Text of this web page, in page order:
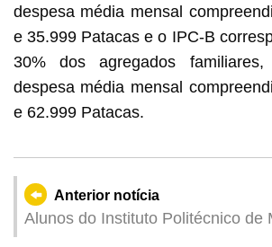
despesa média mensal
e 35.999 Patacas e o IPC-B
30% dos agregados
despesa média mensal
e 62.999 Patacas.
Anterior notícia
Alunos do Instituto Politécnico de